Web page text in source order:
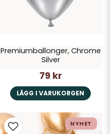
Premiumballonger, Chrome
Silver
79 kr
LÄGG I VARUKORGEN
NYHET